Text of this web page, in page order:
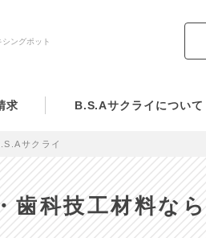
ングポット
求 B.S.Aサクライについて
サクライ
歯科技工材料な